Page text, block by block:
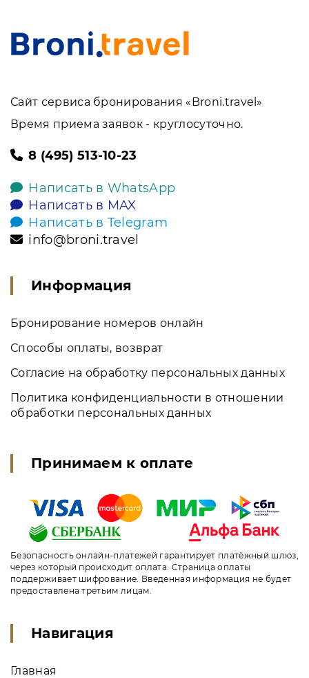
Сайт сервиса бронирования «Broni.travel»
Время приема заявок - круглосуточно.
8 (495) 513-10-23
Написать в WhatsApp
Написать в MAX
Написать в Telegram
info@broni.travel
Информация
Бронирование номеров онлайн
Способы оплаты, возврат
Согласие на обработку персональных данных
Политика конфиденциальности в отношении
обработки персональных данных
Принимаем к оплате
Безопасность онлайн-платежей гарантирует платёжный шлюз,
через который происходит оплата. Страница оплаты
поддерживает шифрование. Введенная информация не будет
предоставлена третьим лицам.
Навигация
Главная